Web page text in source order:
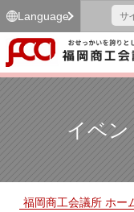
Language
イベ
福岡商工会議所 ホー